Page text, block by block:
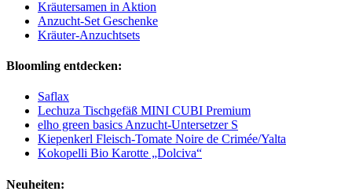
Kräutersamen in Aktion
Anzucht-Set Geschenke
Kräuter-Anzuchtsets
Bloomling entdecken:
Saflax
Lechuza Tischgefäß MINI CUBI Premium
elho green basics Anzucht-Untersetzer S
Kiepenkerl Fleisch-Tomate Noire de Crimée/Yalta
Kokopelli Bio Karotte „Dolciva“
Neuheiten: